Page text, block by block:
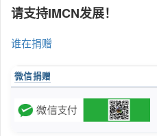
请支持IMCN发展！
谁在捐赠
微信捐赠